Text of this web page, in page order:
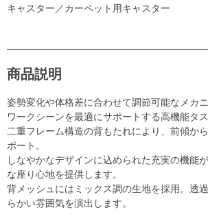
キャスター／カーペット用キャスター
商品説明
姿勢変化や体格差に合わせて調節可能なメカ
ワークシーンを最適にサポートする高機能タス
二重フレーム構造の背もたれにより、前傾か
ポート。
しなやかなデザインに込められた充実の機能
な座り心地を提供します。
背メッシュにはミックス調の生地を採用。透
らかい雰囲気を演出します。